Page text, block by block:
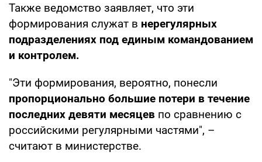
Также ведомство заявляет, что эти
формирования служат в нерегулярных
подразделениях под единым командованием
и контролем.
"Эти формирования, вероятно, понесли
пропорционально большие потери в течение
последних девяти месяцев по сравнению с
российскими регулярными частями", –
считают в министерстве.